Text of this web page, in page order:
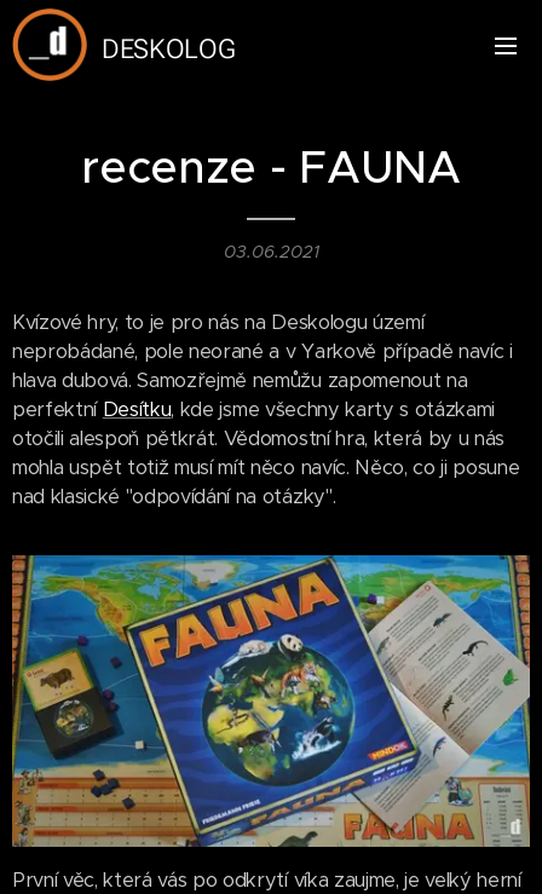
DESKOLOG
recenze - FAUNA
03.06.2021
Kvízové hry, to je pro nás na Deskologu území
neprobádané, pole neorané a v Yarkově případě navíc i
hlava dubová. Samozřejmě nemůžu zapomenout na
perfektní Desítku, kde jsme všechny karty s otázkami
otočili alespoň pětkrát. Vědomostní hra, která by u nás
mohla uspět totiž musí mít něco navíc. Něco, co ji posune
nad klasické "odpovídání na otázky".
První věc, která vás po odkrytí víka zaujme, je velký herní